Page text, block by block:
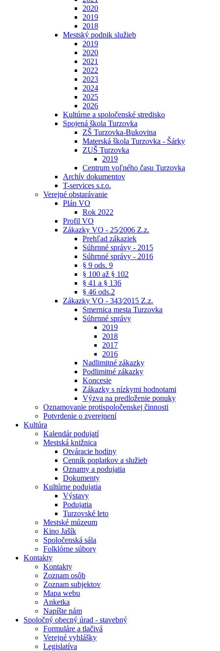
2020
2019
2018
Mestský podnik služieb
2019
2020
2021
2022
2023
2024
2025
2026
Kultúrne a spoločenské stredisko
Spojená škola Turzovka
ZŠ Turzovka-Bukovina
Materská škola Turzovka - Šárky
ZUŠ Turzovka
2019
Centrum voľného času Turzovka
Archív dokumentov
T-services s.r.o.
Verejné obstarávanie
Plán VO
Rok 2022
Profil VO
Zákazky VO - 25⁄2006 Z.z.
Prehľad zákaziek
Súhrnné správy - 2015
Súhrnné správy - 2016
§ 9 ods. 9
§ 100 až § 102
§ 41 a § 136
§ 46 ods.2
Zákazky VO - 343⁄2015 Z.z.
Smernica mesta Turzovka
Súhrnné správy
2019
2018
2017
2016
Nadlimitné zákazky
Podlimitné zákazky
Koncesie
Zákazky s nízkymi hodnotami
Výzva na predloženie ponuky
Oznamovanie protispoločenskej činnosti
Potvrdenie o zverejnení
Kultúra
Kalendár podujatí
Mestská knižnica
Otváracie hodiny
Cenník poplatkov a služieb
Oznamy a podujatia
Dokumenty
Kultúrne podujatia
Výstavy
Podujatia
Turzovské leto
Mestské múzeum
Kino Jašík
Spoločenská sála
Folklórne súbory
Kontakty
Kontakty
Zoznam osôb
Zoznam subjektov
Mapa webu
Anketka
Napíšte nám
Spoločný obecný úrad - stavebný
Formuláre a tlačivá
Verejné vyhlášky
Legislatíva